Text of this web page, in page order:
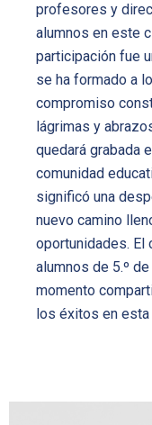
profesores y
alumnos en este
participación fue
se ha formado a
compromiso
lágrimas y
quedará grabada
comunidad
significó una
nuevo camino
oportunidades. El
alumnos de 5.º
momento
los éxitos en